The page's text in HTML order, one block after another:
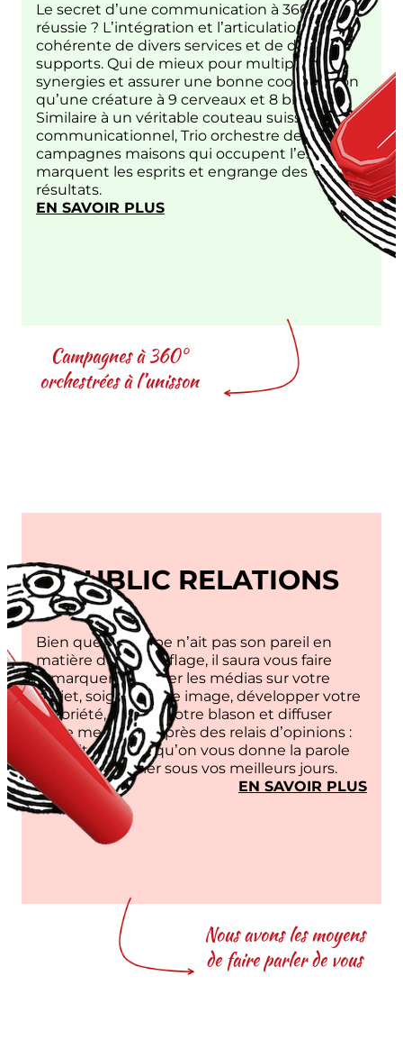
Le secret d’une communication à 360°
réussie ? L’intégration et l’articulation
cohérente de divers services et de divers
supports. Qui de mieux pour multiplier les
synergies et assurer une bonne coordination
qu’une créature à 9 cerveaux et 8 bras ?
Similaire à un véritable couteau suisse
communicationnel, Trio orchestre des
campagnes maisons qui occupent l’espace,
marquent les esprits et engrange des
résultats.
EN SAVOIR PLUS:
Campagnes à 360°
orchestrées à l’unisson
PUBLIC RELATIONS
Bien que le poulpe n’ait pas son pareil en
matière de camouflage, il saura vous faire
remarquer. Focaliser les médias sur votre
projet, soigner votre image, développer votre
notoriété, redorer votre blason et diffuser
votre message auprès des relais d’opinions :
Trio fait en sorte qu’on vous donne la parole
pour vous révéler sous vos meilleurs jours.
EN SAVOIR PLUS:
Nous avons les moyens
de faire parler de vous